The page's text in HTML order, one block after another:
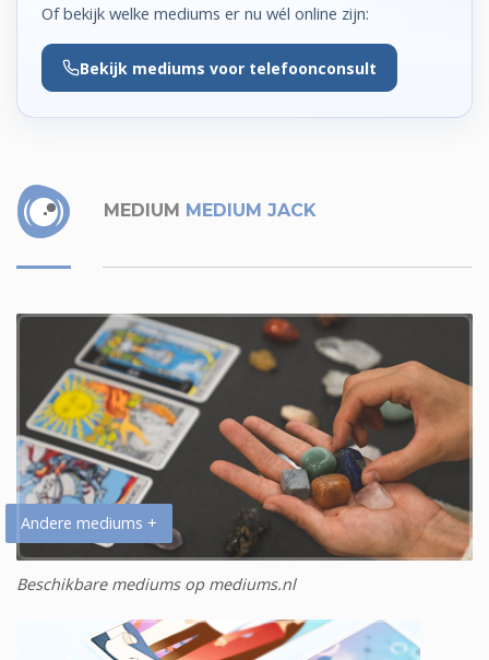
Of bekijk welke mediums er nu wél online zijn:
Bekijk mediums voor telefoonconsult
MEDIUM MEDIUM JACK
Andere mediums +
Beschikbare mediums op mediums.nl